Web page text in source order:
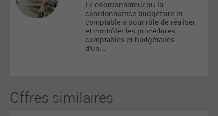
Le coordonnateur ou la
coordonnatrice budgétaire et
comptable a pour rôle de réaliser
et contrôler les procédures
comptables et budgétaires
d’un...
Offres similaires